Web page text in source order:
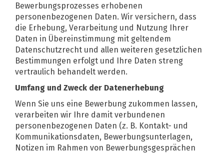
Bewerbungsprozesses erhobenen
personenbezogenen Daten. Wir versichern, dass
die Erhebung, Verarbeitung und Nutzung Ihrer
Daten in Übereinstimmung mit geltendem
Datenschutzrecht und allen weiteren gesetzlichen
Bestimmungen erfolgt und Ihre Daten streng
vertraulich behandelt werden.
Umfang und Zweck der Datenerhebung
Wenn Sie uns eine Bewerbung zukommen lassen,
verarbeiten wir Ihre damit verbundenen
personenbezogenen Daten (z. B. Kontakt- und
Kommunikationsdaten, Bewerbungsunterlagen,
Notizen im Rahmen von Bewerbungsgesprächen